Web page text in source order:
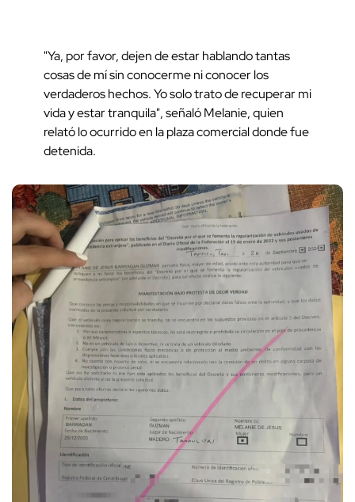
"Ya, por favor, dejen de estar hablando tantas
cosas de mí sin conocerme ni conocer los
verdaderos hechos. Yo solo trato de recuperar mi
vida y estar tranquila", señaló Melanie, quien
relató lo ocurrido en la plaza comercial donde fue
detenida.